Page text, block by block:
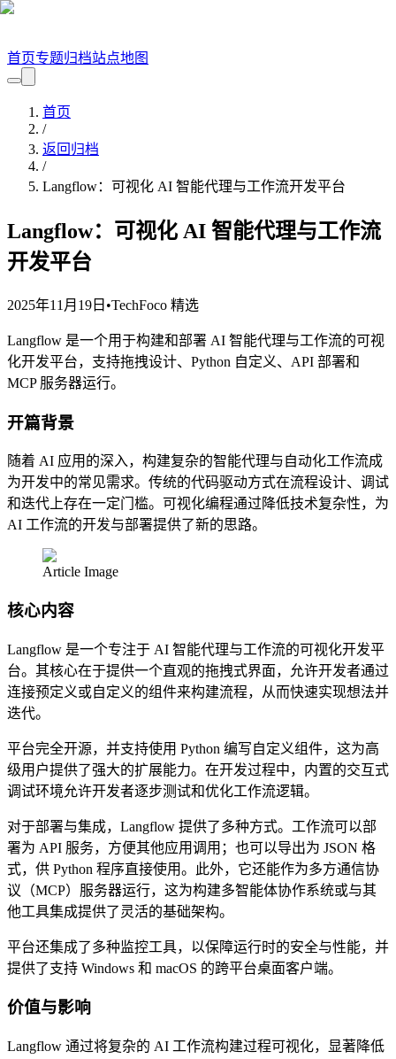
首页专题归档站点地图
首页
/
返回归档
/
Langflow：可视化 AI 智能代理与工作流开发平台
Langflow：可视化 AI 智能代理与工作流
开发平台
2025年11月19日 •TechFoco 精选
Langflow 是一个用于构建和部署 AI 智能代理与工作流的可视
化开发平台，支持拖拽设计、Python 自定义、API 部署和
MCP 服务器运行。
开篇背景
随着 AI 应用的深入，构建复杂的智能代理与自动化工作流成
为开发中的常见需求。传统的代码驱动方式在流程设计、调试
和迭代上存在一定门槛。可视化编程通过降低技术复杂性，为
AI 工作流的开发与部署提供了新的思路。
Article Image
核心内容
Langflow 是一个专注于 AI 智能代理与工作流的可视化开发平
台。其核心在于提供一个直观的拖拽式界面，允许开发者通过
连接预定义或自定义的组件来构建流程，从而快速实现想法并
迭代。
平台完全开源，并支持使用 Python 编写自定义组件，这为高
级用户提供了强大的扩展能力。在开发过程中，内置的交互式
调试环境允许开发者逐步测试和优化工作流逻辑。
对于部署与集成，Langflow 提供了多种方式。工作流可以部
署为 API 服务，方便其他应用调用；也可以导出为 JSON 格
式，供 Python 程序直接使用。此外，它还能作为多方通信协
议（MCP）服务器运行，这为构建多智能体协作系统或与其
他工具集成提供了灵活的基础架构。
平台还集成了多种监控工具，以保障运行时的安全与性能，并
提供了支持 Windows 和 macOS 的跨平台桌面客户端。
价值与影响
Langflow 通过将复杂的 AI 工作流构建过程可视化，显著降低